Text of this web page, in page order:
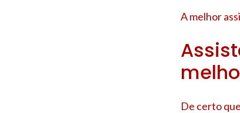
A melhor
De certo